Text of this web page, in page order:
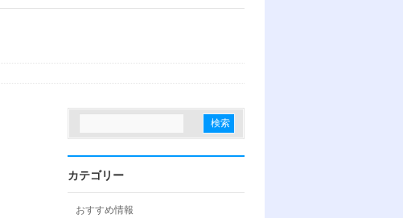
カテゴリー
おすすめ情報